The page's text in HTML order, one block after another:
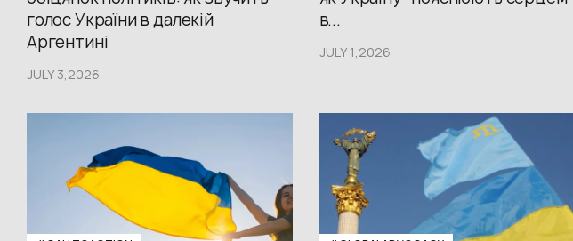
голос України в далекій
Аргентині
JULY 3,2026
в...
JULY 1,2026